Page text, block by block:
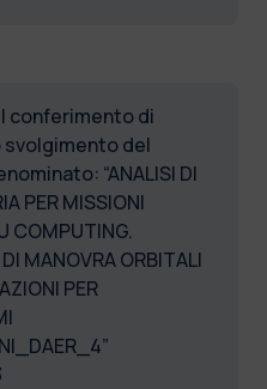
conferimento di
svolgimento del
“ANALISI DI
PER MISSIONI
COMPUTING.
MANOVRA ORBITALI
PER